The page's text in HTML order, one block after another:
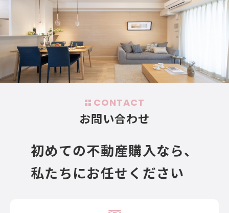
CONTACT
お問い合わせ
初めての不動産購入なら、
私たちにお任せください